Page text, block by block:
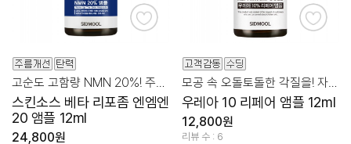
스킨소스 베타 리포좀 엔엠엔
20 앰플 12ml
24,800원
모공 속 오돌토돌한 각질을! 자극없이 부드럽게 케어
우레아 10 리페어 앰플 12ml
12,800원
리뷰 수 : 6